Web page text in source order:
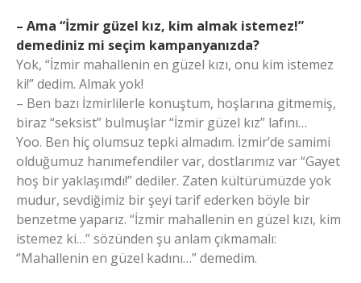
– Ama “İzmir güzel kız, kim almak istemez!”
demediniz mi seçim kampanyanızda?
Yok, “İzmir mahallenin en güzel kızı, onu kim istemez
ki!” dedim. Almak yok!
– Ben bazı İzmirlilerle konuştum, hoşlarına gitmemiş,
biraz “seksist” bulmuşlar “İzmir güzel kız” lafını…
Yoo. Ben hiç olumsuz tepki almadım. İzmir’de samimi
olduğumuz hanımefendiler var, dostlarımız var “Gayet
hoş bir yaklaşımdı!” dediler. Zaten kültürümüzde yok
mudur, sevdiğimiz bir şeyi tarif ederken böyle bir
benzetme yaparız. “İzmir mahallenin en güzel kızı, kim
istemez ki…” sözünden şu anlam çıkmamalı:
“Mahallenin en güzel kadını…” demedim.